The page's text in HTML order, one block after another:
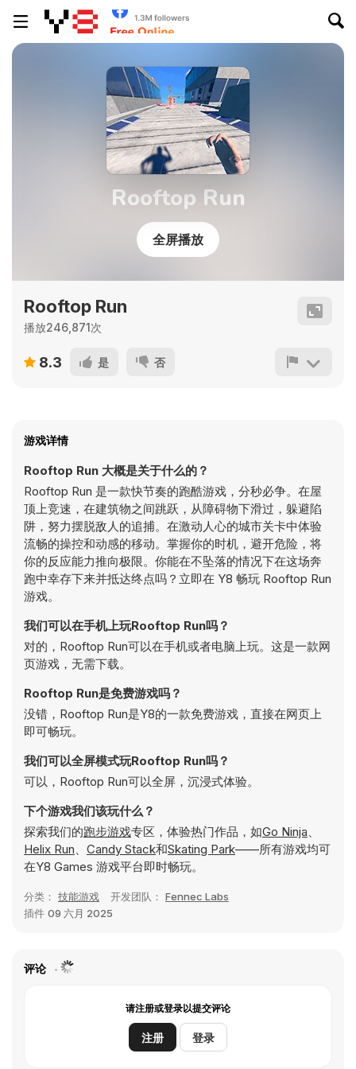
Rooftop Run
全屏播放
Rooftop Run
播放246,871次
8.3 是 否
游戏详情
Rooftop Run 大概是关于什么的？
Rooftop Run 是一款快节奏的跑酷游戏，分秒必争。在屋
顶上竞速，在建筑物之间跳跃，从障碍物下滑过，躲避陷
阱，努力摆脱敌人的追捕。在激动人心的城市关卡中体验
流畅的操控和动感的移动。掌握你的时机，避开危险，将
你的反应能力推向极限。你能在不坠落的情况下在这场奔
跑中幸存下来并抵达终点吗？立即在 Y8 畅玩 Rooftop Run
游戏。
我们可以在手机上玩Rooftop Run吗？
对的，Rooftop Run可以在手机或者电脑上玩。这是一款网
页游戏，无需下载。
Rooftop Run是免费游戏吗？
没错，Rooftop Run是Y8的一款免费游戏，直接在网页上
即可畅玩。
我们可以全屏模式玩Rooftop Run吗？
可以，Rooftop Run可以全屏，沉浸式体验。
下个游戏我们该玩什么？
探索我们的跑步游戏专区，体验热门作品，如Go Ninja、
Helix Run、 Candy Stack和Skating Park——所有游戏均可
在Y8 Games 游戏平台即时畅玩。
分类： 技能游戏 开发团队： Fennec Labs
插件 09 六月 2025
评论
请注册或登录以提交评论
注册 登录